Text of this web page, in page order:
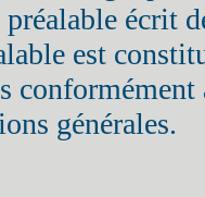
écrit
est
générales.